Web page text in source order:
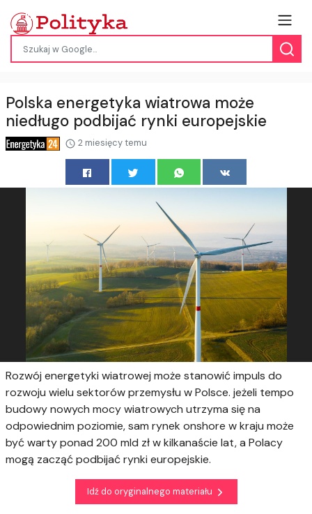
Polska energetyka wiatrowa może
niedługo podbijać rynki europejskie
2 miesięcy temu
Rozwój energetyki wiatrowej może stanowić impuls do
rozwoju wielu sektorów przemysłu w Polsce. jeżeli tempo
budowy nowych mocy wiatrowych utrzyma się na
odpowiednim poziomie, sam rynek onshore w kraju może
być warty ponad 200 mld zł w kilkanaście lat, a Polacy
mogą zacząć podbijać rynki europejskie.
Idź do oryginalnego materiału